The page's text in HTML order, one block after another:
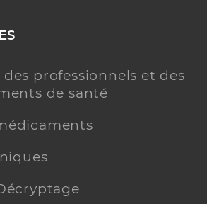
professionnels et des
de santé